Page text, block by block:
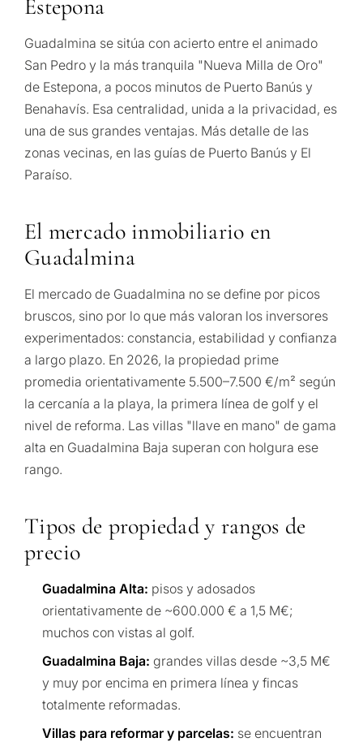
Estepona
Guadalmina se sitúa con acierto entre el animado
San Pedro y la más tranquila "Nueva Milla de Oro"
de Estepona, a pocos minutos de Puerto Banús y
Benahavís. Esa centralidad, unida a la privacidad, es
una de sus grandes ventajas. Más detalle de las
zonas vecinas, en las guías de Puerto Banús y El
Paraíso.
El mercado inmobiliario en
Guadalmina
El mercado de Guadalmina no se define por picos
bruscos, sino por lo que más valoran los inversores
experimentados: constancia, estabilidad y confianza
a largo plazo. En 2026, la propiedad prime
promedia orientativamente 5.500–7.500 €/m² según
la cercanía a la playa, la primera línea de golf y el
nivel de reforma. Las villas "llave en mano" de gama
alta en Guadalmina Baja superan con holgura ese
rango.
Tipos de propiedad y rangos de
precio
Guadalmina Alta: pisos y adosados
orientativamente de ~600.000 € a 1,5 M€;
muchos con vistas al golf.
Guadalmina Baja: grandes villas desde ~3,5 M€
y muy por encima en primera línea y fincas
totalmente reformadas.
Villas para reformar y parcelas: se encuentran
CUESTIONARIO
Selección
personalizada
propiedades
en Marbella
Responda a unas
preguntas y
seleccionaremos
propiedades y soluciones
según su presupuesto,
objetivos y requisitos
legales.
Sin compromiso •
Confidencial • A su medida
qué
una
en
Consulta
contactaremos en
30 minutos
✓
Sin spam ni
publicidad
✓
experta
✓Confidencial
Le interesa *